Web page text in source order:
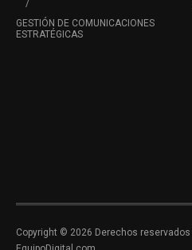
GESTIÓN DE COMUNICACIONES
ESTRATÉGICAS
Copyright © 2026 Derechos reservados